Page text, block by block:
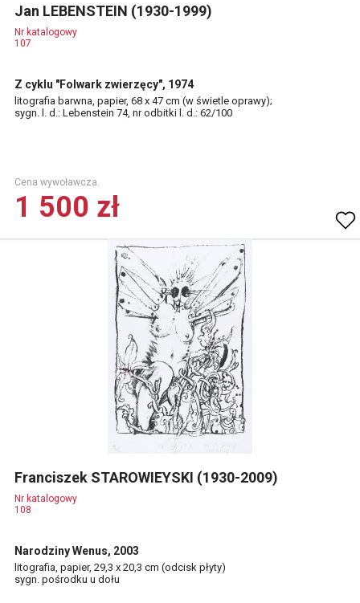
Jan LEBENSTEIN (1930-1999)
Nr katalogowy
107
Z cyklu "Folwark zwierzęcy", 1974
litografia barwna, papier, 68 x 47 cm (w świetle oprawy);
sygn. l. d.: Lebenstein 74, nr odbitki l. d.: 62/100
Cena wywoławcza.
1 500 zł
Franciszek STAROWIEYSKI (1930-2009)
Nr katalogowy
108
Narodziny Wenus, 2003
litografia, papier, 29,3 x 20,3 cm (odcisk płyty)
sygn. pośrodku u dołu